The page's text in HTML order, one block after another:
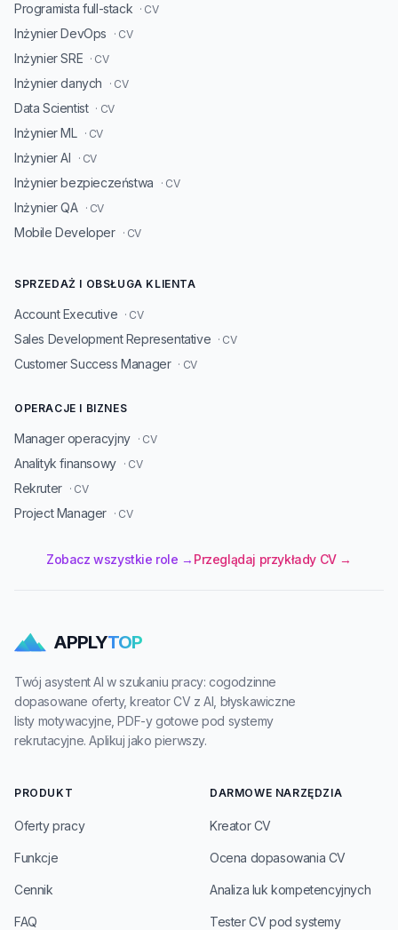
Programista full-stack · CV
Inżynier DevOps · CV
Inżynier SRE · CV
Inżynier danych · CV
Data Scientist · CV
Inżynier ML · CV
Inżynier AI · CV
Inżynier bezpieczeństwa · CV
Inżynier QA · CV
Mobile Developer · CV
SPRZEDAŻ I OBSŁUGA KLIENTA
Account Executive · CV
Sales Development Representative · CV
Customer Success Manager · CV
OPERACJE I BIZNES
Manager operacyjny · CV
Analityk finansowy · CV
Rekruter · CV
Project Manager · CV
Zobacz wszystkie role → Przeglądaj przykłady CV →
APPLYTOP
Twój asystent AI w szukaniu pracy: cogodzinne
dopasowane oferty, kreator CV z AI, błyskawiczne
listy motywacyjne, PDF-y gotowe pod systemy
rekrutacyjne. Aplikuj jako pierwszy.
PRODUKT
Oferty pracy
Funkcje
Cennik
FAQ
DARMOWE NARZĘDZIA
Kreator CV
Ocena dopasowania CV
Analiza luk kompetencyjnych
Tester CV pod systemy